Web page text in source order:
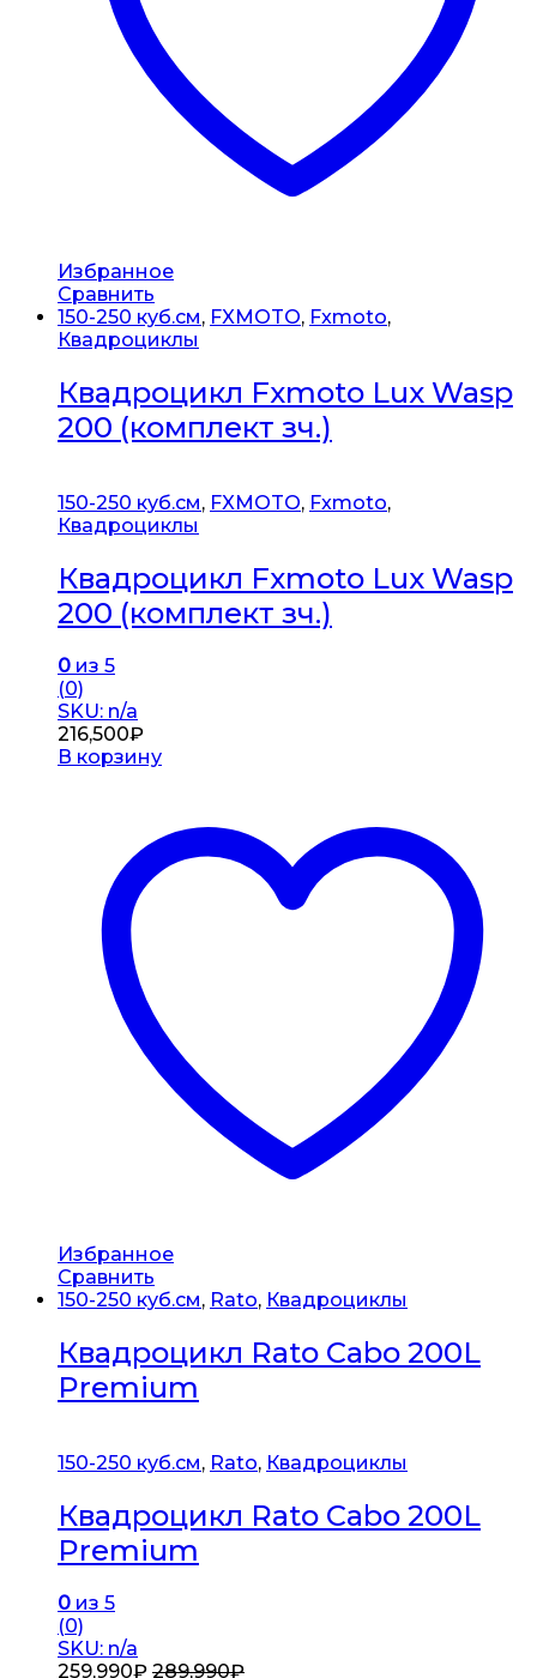
Избранное
Сравнить
150-250 куб.см, FXMOTO, Fxmoto,
Квадроциклы
Квадроцикл Fxmoto Lux Wasp
200 (комплект зч.)
150-250 куб.см, FXMOTO, Fxmoto,
Квадроциклы
Квадроцикл Fxmoto Lux Wasp
200 (комплект зч.)
0 из 5
(0)
SKU: n/a
216,500₽
В корзину
Избранное
Сравнить
150-250 куб.см, Rato, Квадроциклы
Квадроцикл Rato Cabo 200L
Premium
150-250 куб.см, Rato, Квадроциклы
Квадроцикл Rato Cabo 200L
Premium
0 из 5
(0)
SKU: n/a
259,990₽ 289,990₽